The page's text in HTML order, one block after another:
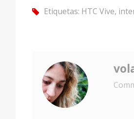
tag Etiquetas: HTC Vive,